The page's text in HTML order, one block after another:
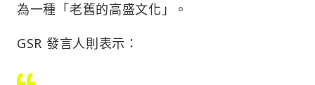
為一種「老舊的高盛文化」。
GSR 發言人則表示：